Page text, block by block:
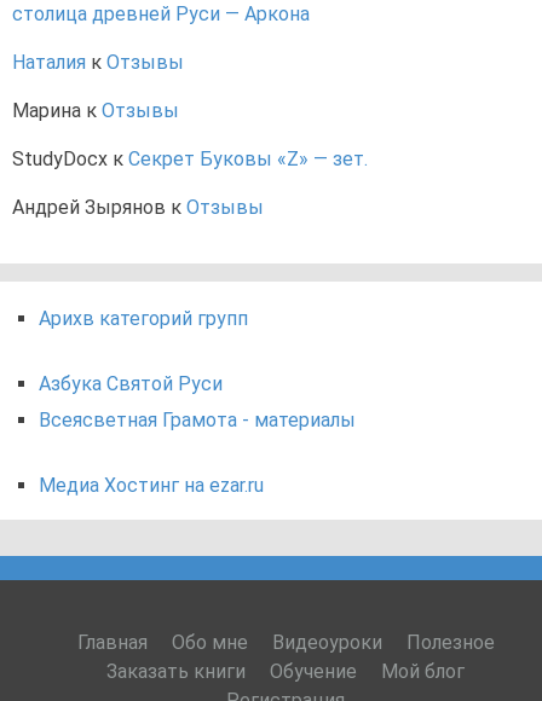
столица древней Руси — Аркона
Наталия к Отзывы
Марина к Отзывы
StudyDocx к Секрет Буковы «Z» — зет.
Андрей Зырянов к Отзывы
Арихв категорий групп
Азбука Святой Руси
Всеясветная Грамота - материалы
Медиа Хостинг на ezar.ru
Главная Обо мне Видеоуроки
Полезное
Заказать книги
Обучение
Мой блог